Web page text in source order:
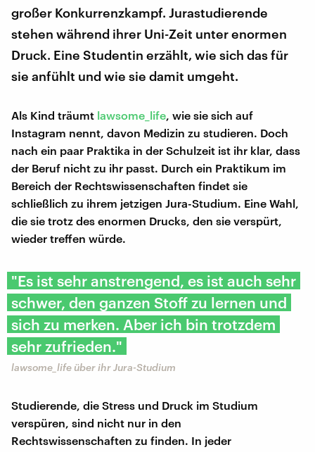
großer Konkurrenzkampf. Jurastudierende
stehen während ihrer Uni-Zeit unter enormen
Druck. Eine Studentin erzählt, wie sich das für
sie anfühlt und wie sie damit umgeht.
Als Kind träumt lawsome_life , wie sie sich auf
Instagram nennt, davon Medizin zu studieren. Doch
nach ein paar Praktika in der Schulzeit ist ihr klar, dass
der Beruf nicht zu ihr passt. Durch ein Praktikum im
Bereich der Rechtswissenschaften findet sie
schließlich zu ihrem jetzigen Jura-Studium. Eine Wahl,
die sie trotz des enormen Drucks, den sie verspürt,
wieder treffen würde.
"Es ist sehr anstrengend, es ist auch sehr
schwer, den ganzen Stoff zu lernen und
sich zu merken. Aber ich bin trotzdem
sehr zufrieden."
lawsome_life über ihr Jura-Studium
Studierende, die Stress und Druck im Studium
verspüren, sind nicht nur in den
Rechtswissenschaften zu finden. In jeder